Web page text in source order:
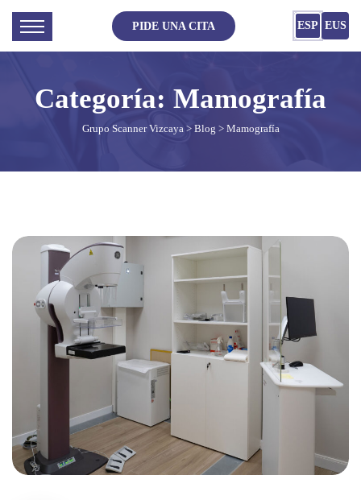
PIDE UNA CITA ESP EUS
Categoría: Mamografía
Grupo Scanner Vizcaya> Blog > Mamografía